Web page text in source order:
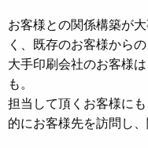
お客様との関係構築が
く、既存のお客様から
大手印刷会社のお客様
も。
担当して頂くお客様に
的にお客様先を訪問し